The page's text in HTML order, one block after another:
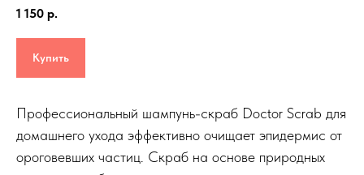
1 150 р.
Купить
Профессиональный шампунь-скраб Doctor Scrab для
домашнего ухода эффективно очищает эпидермис от
ороговевших частиц. Скраб на основе природных